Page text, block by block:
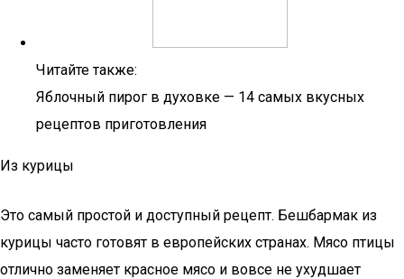
Читайте также:
Яблочный пирог в духовке — 14 самых вкусных
рецептов приготовления
Из курицы
Это самый простой и доступный рецепт. Бешбармак из
курицы часто готовят в европейских странах. Мясо птицы
отлично заменяет красное мясо и вовсе не ухудшает